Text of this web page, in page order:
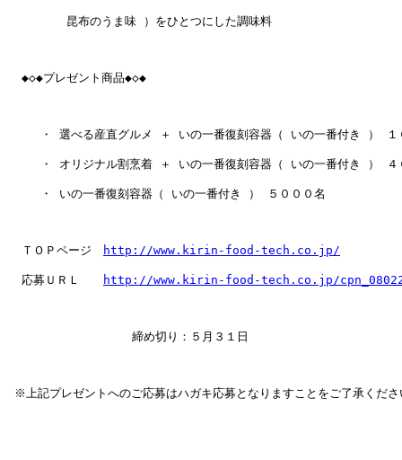
昆布のうま味 ）をひとつにした調味料
  ◆◇◆プレゼント商品◆◇◆
・ 選べる産直グルメ ＋ いの一番復刻容器（ いの一番付き ）
・ オリジナル割烹着 ＋ いの一番復刻容器（ いの一番付き ） ４
・ いの一番復刻容器（ いの一番付き ） ５０００名
  ＴＯＰページ
http://www.kirin-food-tech.co.jp/
  応募ＵＲＬ
http://www.kirin-food-tech.co.jp/
締め切り：５月３１日
※上記プレゼントへのご応募はハガキ応募となりますことをご了承くださ